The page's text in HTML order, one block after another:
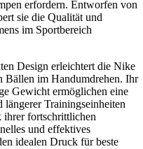
erfordern. Entworfen von
sie die Qualität und
im Sportbereich
Design erleichtert die Nike
Bällen im Handumdrehen. Ihr
Gewicht ermöglichen eine
längerer Trainingseinheiten
ihrer fortschrittlichen
und effektives
idealen Druck für beste